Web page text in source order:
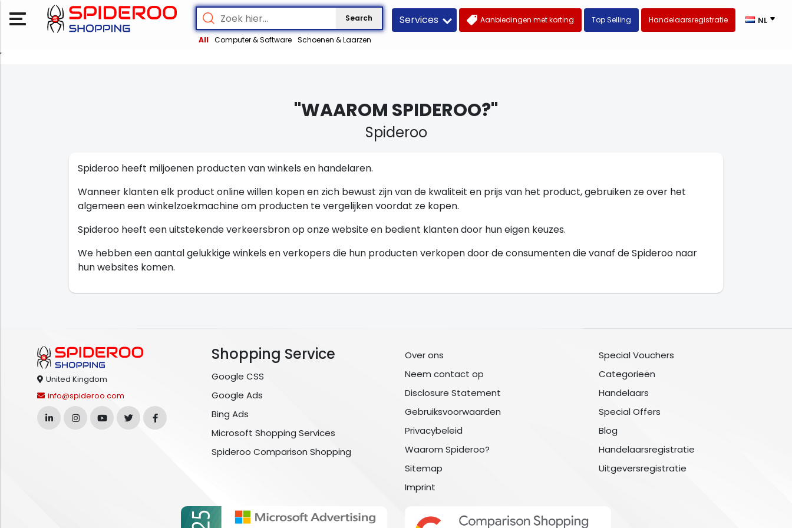
Search
All Computer & Software Schoenen & Laarzen
Services Aanbiedingen met korting Top Selling Handelaarsregistratie NL
'
"WAAROM SPIDEROO?"
Spideroo
Spideroo heeft miljoenen producten van winkels en handelaren.
Wanneer klanten elk product online willen kopen en zich bewust zijn van de kwaliteit en prijs van het product, gebruiken ze over het
algemeen een winkelzoekmachine om producten te vergelijken voordat ze kopen.
Spideroo heeft een uitstekende verkeersbron op onze website en bedient klanten door hun eigen keuzes.
We hebben een aantal gelukkige winkels en verkopers die hun producten verkopen door de consumenten die vanaf de Spideroo naar
hun websites komen.
United Kingdom
info@spideroo.com
Shopping Service
Google CSS
Google Ads
Bing Ads
Microsoft Shopping Services
Spideroo Comparison Shopping
Over ons
Neem contact op
Disclosure Statement
Gebruiksvoorwaarden
Privacybeleid
Waarom Spideroo?
Sitemap
Imprint
Special Vouchers
Categorieën
Handelaars
Special Offers
Blog
Handelaarsregistratie
Uitgeversregistratie